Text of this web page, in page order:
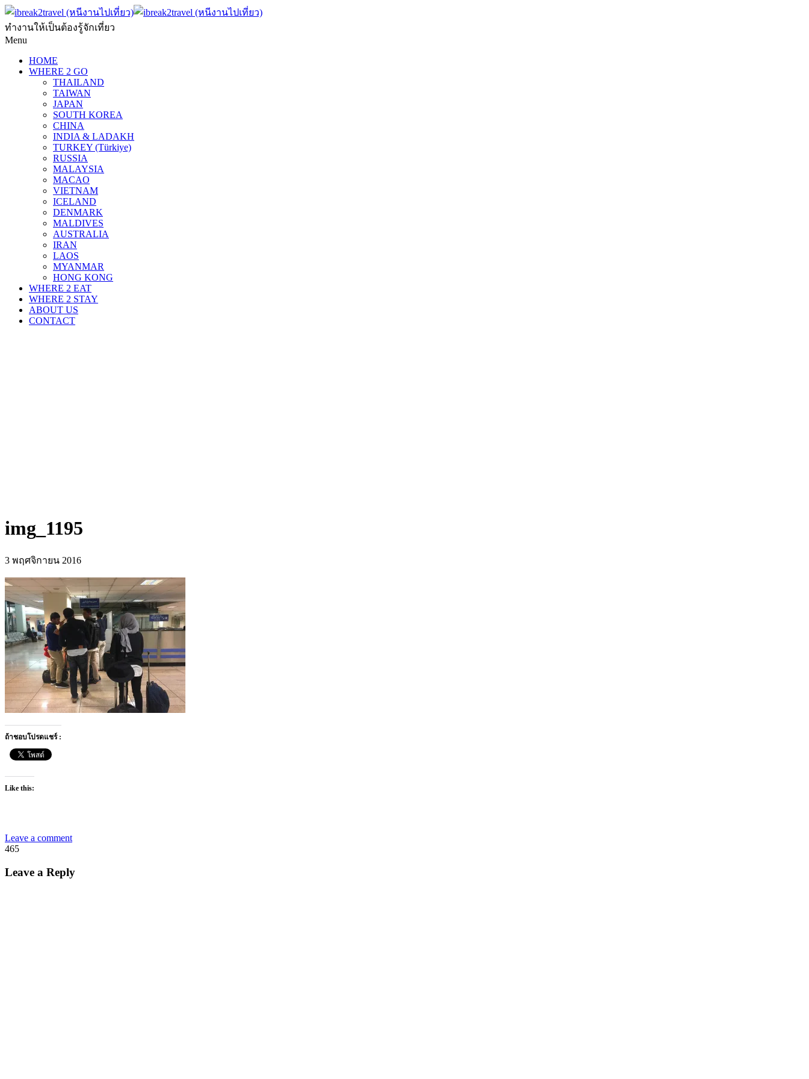
ทำงานให้เป็นต้องรู้จักเที่ยว
Menu
HOME
WHERE 2 GO
THAILAND
TAIWAN
JAPAN
SOUTH KOREA
CHINA
INDIA & LADAKH
TURKEY (Türkiye)
RUSSIA
MALAYSIA
MACAO
VIETNAM
ICELAND
DENMARK
MALDIVES
AUSTRALIA
IRAN
LAOS
MYANMAR
HONG KONG
WHERE 2 EAT
WHERE 2 STAY
ABOUT US
CONTACT
img_1195
3 พฤศจิกายน 2016
ถ้าชอบโปรดแชร์ :
Like this:
Leave a comment
465
Leave a Reply